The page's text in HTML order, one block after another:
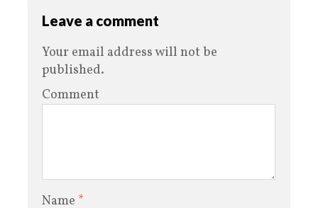
Leave a comment
Your email address will not be
published.
Comment
Name *